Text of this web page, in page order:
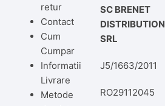
retur
Contact
Cum
Cumpar
Informatii
Livrare
Metode
SC BRENET
DISTRIBUTION
SRL
J5/1663/2011
RO29112045